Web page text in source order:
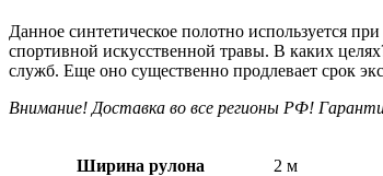
Данное синтетическое полотно используется
спортивной искусственной травы. В каких
служб. Еще оно существенно продлевает срок
Внимание! Доставка во все регионы РФ!
Ширина рулона 2 м